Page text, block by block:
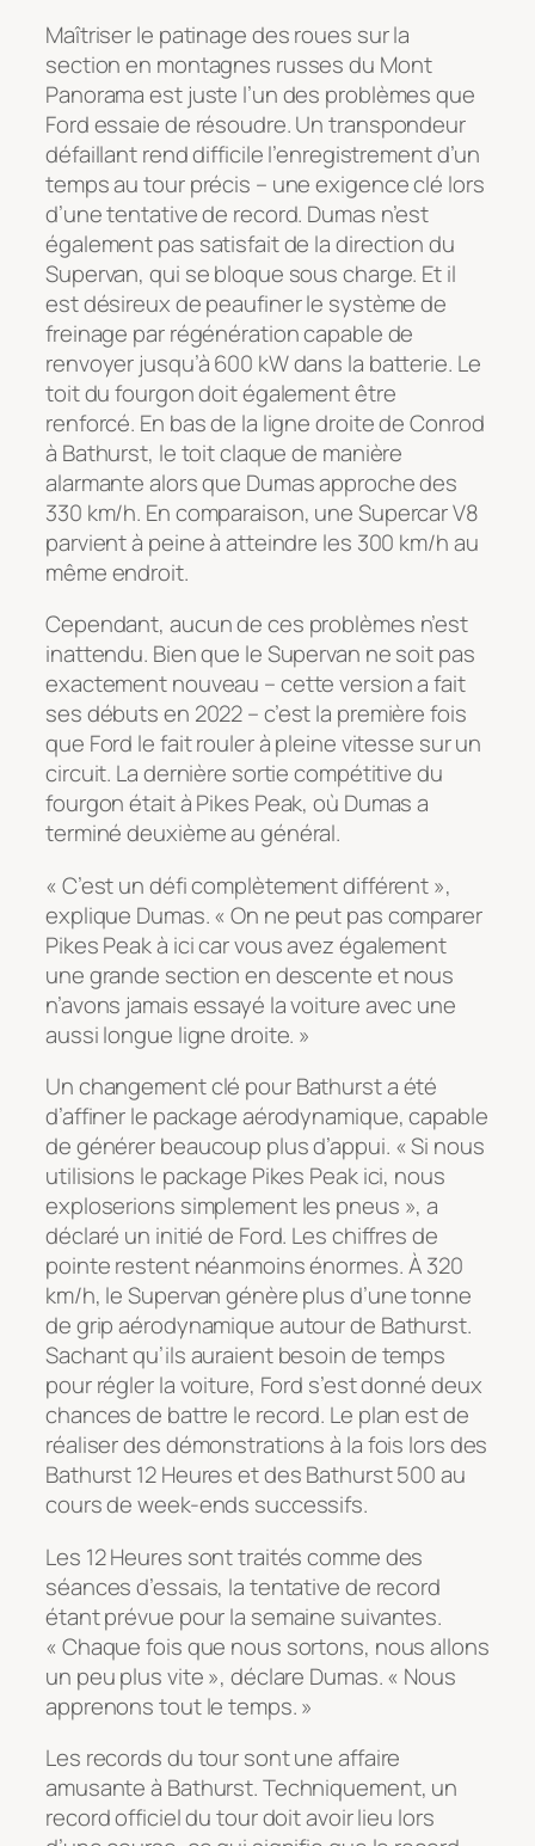
Maîtriser le patinage des roues sur la
section en montagnes russes du Mont
Panorama est juste l’un des problèmes que
Ford essaie de résoudre. Un transpondeur
défaillant rend difficile l’enregistrement d’un
temps au tour précis – une exigence clé lors
d’une tentative de record. Dumas n’est
également pas satisfait de la direction du
Supervan, qui se bloque sous charge. Et il
est désireux de peaufiner le système de
freinage par régénération capable de
renvoyer jusqu’à 600 kW dans la batterie. Le
toit du fourgon doit également être
renforcé. En bas de la ligne droite de Conrod
à Bathurst, le toit claque de manière
alarmante alors que Dumas approche des
330 km/h. En comparaison, une Supercar V8
parvient à peine à atteindre les 300 km/h au
même endroit.
Cependant, aucun de ces problèmes n’est
inattendu. Bien que le Supervan ne soit pas
exactement nouveau – cette version a fait
ses débuts en 2022 – c’est la première fois
que Ford le fait rouler à pleine vitesse sur un
circuit. La dernière sortie compétitive du
fourgon était à Pikes Peak, où Dumas a
terminé deuxième au général.
« C’est un défi complètement différent »,
explique Dumas. « On ne peut pas comparer
Pikes Peak à ici car vous avez également
une grande section en descente et nous
n’avons jamais essayé la voiture avec une
aussi longue ligne droite. »
Un changement clé pour Bathurst a été
d’affiner le package aérodynamique, capable
de générer beaucoup plus d’appui. « Si nous
utilisions le package Pikes Peak ici, nous
exploserions simplement les pneus », a
déclaré un initié de Ford. Les chiffres de
pointe restent néanmoins énormes. À 320
km/h, le Supervan génère plus d’une tonne
de grip aérodynamique autour de Bathurst.
Sachant qu’ils auraient besoin de temps
pour régler la voiture, Ford s’est donné deux
chances de battre le record. Le plan est de
réaliser des démonstrations à la fois lors des
Bathurst 12 Heures et des Bathurst 500 au
cours de week-ends successifs.
Les 12 Heures sont traités comme des
séances d’essais, la tentative de record
étant prévue pour la semaine suivantes.
« Chaque fois que nous sortons, nous allons
un peu plus vite », déclare Dumas. « Nous
apprenons tout le temps. »
Les records du tour sont une affaire
amusante à Bathurst. Techniquement, un
record officiel du tour doit avoir lieu lors